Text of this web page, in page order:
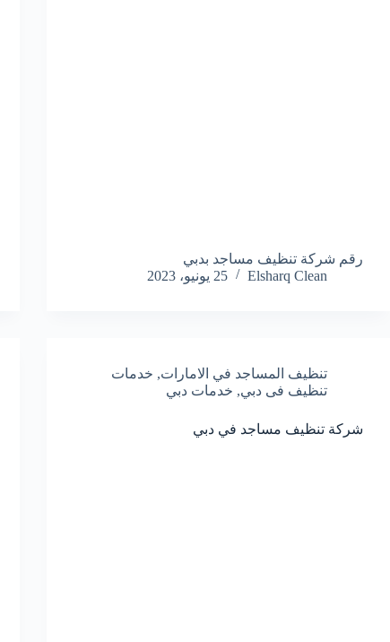
رقم شركة تنظيف مساجد بدبي
Elsharq Clean
25 يونيو، 2023
تنظيف المساجد في الامارات, خدمات
تنظيف فى دبي, خدمات دبي
شركة تنظيف مساجد في دبي